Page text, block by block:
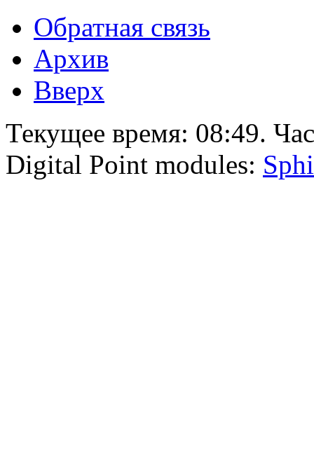
Обратная связь
Архив
Вверх
Текущее время: 08:49.
Digital Point modules: